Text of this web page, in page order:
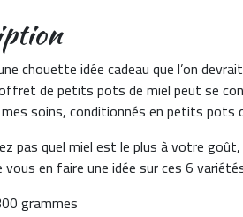
chouette idée cadeau que l’on
de petits pots de miel peut se
soins, conditionnés en petits pots
pas quel miel est le plus à votre
vous en faire une idée sur ces 6
grammes